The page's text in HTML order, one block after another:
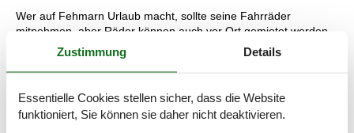
Wer auf Fehmarn Urlaub macht, sollte seine Fahrräder
mitnehmen, aber Räder können auch vor Ort gemietet werden.
Fehmarn ist eine richtige Badeinsel, aber aufgrund der Lage in
der Ostsee ist sie auch ideal für Wassersport und Angeltouren
geeignet. Eines der vielen Museen auf der Insel ist das U11, das
U-Boot-Museum Fehmarn im Hafen von Burgstaaken. Von den
anderen Museen können das Fehmarn-Museum Burg, das
Mühlenmuseum Lemkenhafen und das Museum Katharinenhof
Zustimmung Details
Essentielle Cookies stellen sicher, dass die Website
funktioniert, Sie können sie daher nicht deaktivieren.